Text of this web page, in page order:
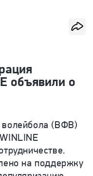
объявили о
волейбола (ВФВ)
на поддержку